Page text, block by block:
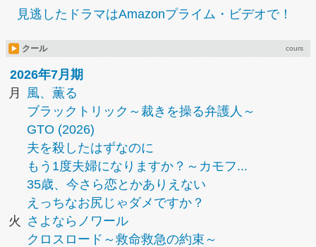
見逃したドラマはAmazonプライム・ビデオで！
クール cours
2026年7月期
月
風、薫る
ブラックトリック～裁きを操る弁護人～
GTO (2026)
夫を殺したはずなのに
もう1度夫婦になりますか？～カモフ...
35歳、今さら恋とかありえない
えっちなお尻じゃダメですか？
火
さよならノワール
クロスロード～救命救急の約束～